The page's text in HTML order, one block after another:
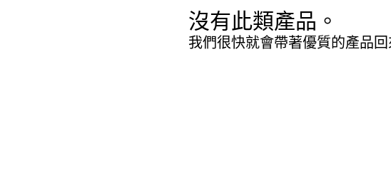
沒有此類產品。
我們很快就會帶著優質的產品